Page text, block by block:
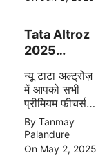
,जिसमे ज्यादा
मिल जाता है |
Tata Altroz
2025
जानिए क्या-क्या
बदला है इस बार
न्यू टाटा अल्ट्रोज़
में आपको सभी
प्रीमियम फीचर्स
अपडेट
एक्सटीरियर के
साथ ज्यादा सेफ्टी,
पॉवरफुल इंजन
By Tanmay
Palandure
On May 2, 2025